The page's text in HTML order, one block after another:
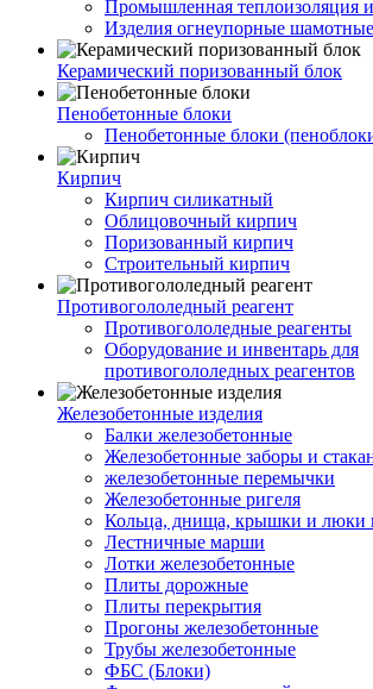
Промышленная теплоизоляция
Изделия огнеупорные
Керамический поризованный блок
Пенобетонные блоки
Пенобетонные блоки
Кирпич
Кирпич силикатный
Облицовочный кирпич
Поризованный кирпич
Строительный кирпич
Противогололедный реагент
Противогололедные реагенты
Оборудование и инвентарь для
противогололедных реагентов
Железобетонные изделия
Балки железобетонные
Железобетонные заборы и
железобетонные перемычки
Железобетонные ригеля
Кольца, днища, крышки и люки
Лестничные марши
Лотки железобетонные
Плиты дорожные
Плиты перекрытия
Прогоны железобетонные
Трубы железобетонные
ФБС (Блоки)